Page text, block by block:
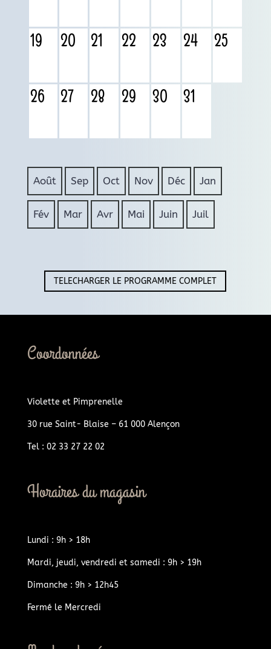
19 20 21 22 23 24 25
26 27 28 29 30 31
Août Sep Oct Nov Déc Jan
Fév Mar Avr Mai Juin Juil
TELECHARGER LE PROGRAMME COMPLET
Coordonnées
Violette et Pimprenelle
30 rue Saint- Blaise – 61 000 Alençon
Tel : 02 33 27 22 02
Horaires du magasin
Lundi : 9h > 18h
Mardi, jeudi, vendredi et samedi : 9h > 19h
Dimanche : 9h > 12h45
Fermé le Mercredi